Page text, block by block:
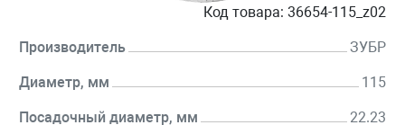
Код товара: 36654-115_z02
Производитель ЗУБР
Диаметр, мм 115
Посадочный диаметр, мм 22.23